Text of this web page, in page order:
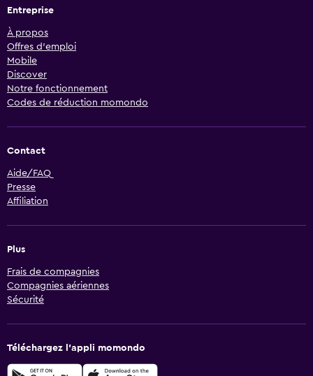
Entreprise
À propos
Offres d’emploi
Mobile
Discover
Notre fonctionnement
Codes de réduction momondo
Contact
Aide/FAQ
Presse
Affiliation
Plus
Frais de compagnies
Compagnies aériennes
Sécurité
Téléchargez l’appli momondo